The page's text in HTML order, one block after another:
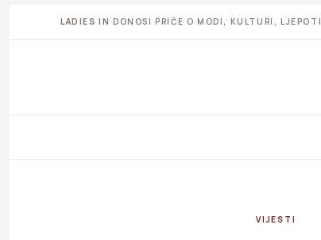
LADIES IN DONOSI PRIČE O MODI, KULTURI,
VIJESTI